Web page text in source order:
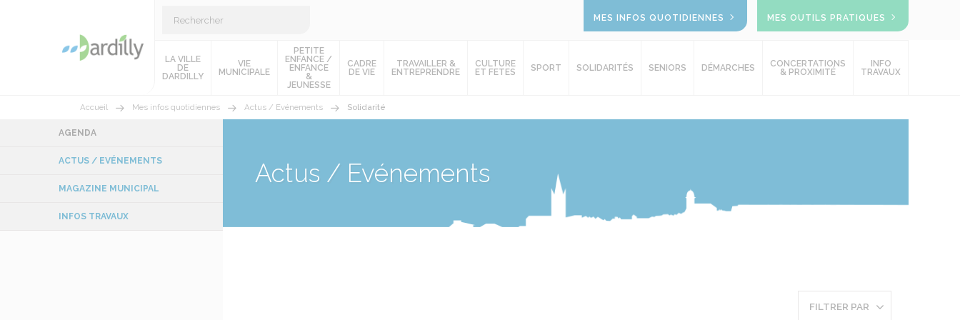
MES INFOS QUOTIDIENNES MES OUTILS PRATIQUES
LA VILLE
DE
DARDILLY
VIE
MUNICIPALE
PETITE
ENFANCE /
ENFANCE
&
JEUNESSE
CADRE
DE VIE
TRAVAILLER &
ENTREPRENDRE
CULTURE
ET FETES
SPORT SOLIDARITÉS SENIORS DÉMARCHES
CONCERTATIONS
& PROXIMITÉ
INFO
TRAVAUX
Accueil Mes infos quotidiennes Actus / Evénements Solidarité
Actus / Evénements
FILTRER PAR
AGENDA
ACTUS / EVÉNEMENTS
MAGAZINE MUNICIPAL
INFOS TRAVAUX